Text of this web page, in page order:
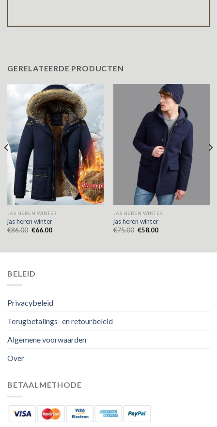
GERELATEERDE PRODUCTEN
JAS HEREN WINTER
jas heren winter
€86.00 €66.00
JAS HEREN WINTER
jas heren winter
€75.00 €58.00
BELEID
Privacybeleid
Terugbetalings- en retourbeleid
Algemene voorwaarden
Over
BETAALMETHODE